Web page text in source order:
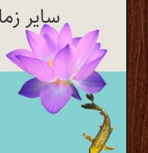
سایر